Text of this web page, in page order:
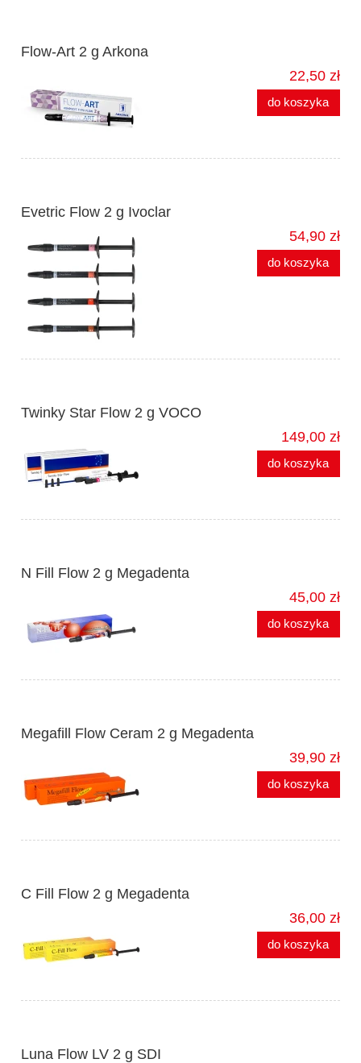
Flow-Art 2 g Arkona
22,50 zł
do koszyka
Evetric Flow 2 g Ivoclar
54,90 zł
do koszyka
Twinky Star Flow 2 g VOCO
149,00 zł
do koszyka
N Fill Flow 2 g Megadenta
45,00 zł
do koszyka
Megafill Flow Ceram 2 g Megadenta
39,90 zł
do koszyka
C Fill Flow 2 g Megadenta
36,00 zł
do koszyka
Luna Flow LV 2 g SDI